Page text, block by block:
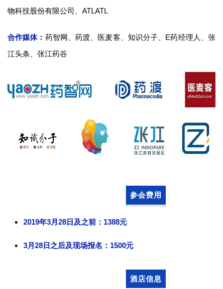
台
药
代
苑
联
登录
物科技股份有限公司、 ATLATL
合作媒体： 药智网、药渡、医麦客、知识分子、E药经理人、张
江头条、张江药谷
参会费用
2019年3月28日及之前： 1388元
3月28日之后及现场报名： 1500元
酒店信息